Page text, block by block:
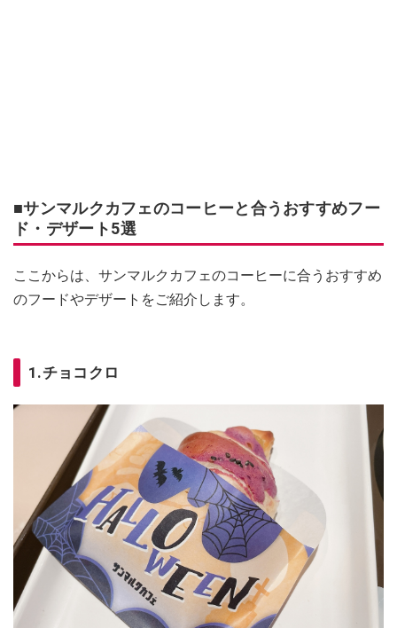
■サンマルクカフェのコーヒーと合うおすすめフー
ド・デザート5選
ここからは、サンマルクカフェのコーヒーに合うおすすめ
のフードやデザートをご紹介します。
1.チョコクロ